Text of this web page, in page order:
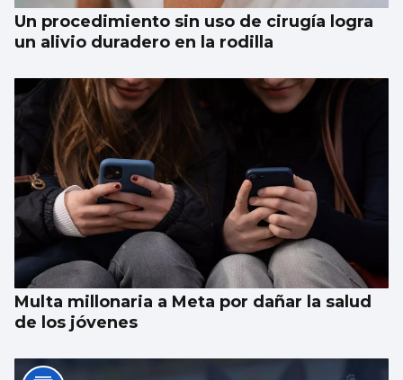
Un procedimiento sin uso de cirugía logra
un alivio duradero en la rodilla
Multa millonaria a Meta por dañar la salud
de los jóvenes